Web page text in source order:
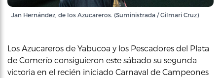
Jan Hernández, de los Azucareros. (Suministrada / Gilmari Cruz)
Los Azucareros de Yabucoa y los Pescadores del Plata
de Comerío consiguieron este sábado su segunda
victoria en el recién iniciado Carnaval de Campeones